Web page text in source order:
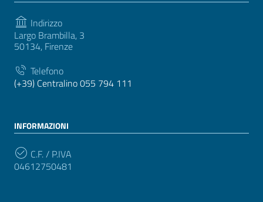
Indirizzo
Largo Brambilla, 3
50134, Firenze
Telefono
(+39) Centralino 055 794 111
INFORMAZIONI
C.F. / P.IVA
04612750481